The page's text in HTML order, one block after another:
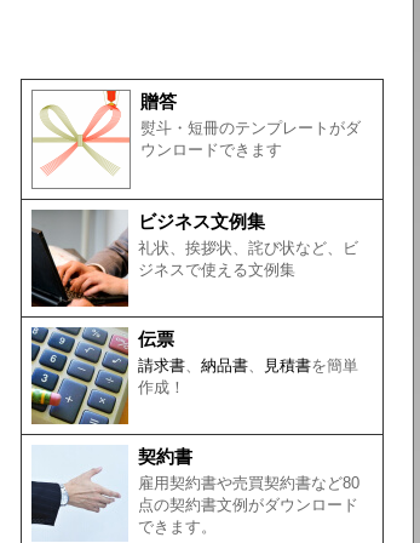
贈答
熨斗・短冊のテンプレートがダ
ウンロードできます
ビジネス文例集
礼状、挨拶状、詫び状など、ビ
ジネスで使える文例集
伝票
請求書、 納品書、 見積書を簡単
作成！
契約書
雇用契約書や売買契約書など80
点の契約書文例がダウンロード
できます。